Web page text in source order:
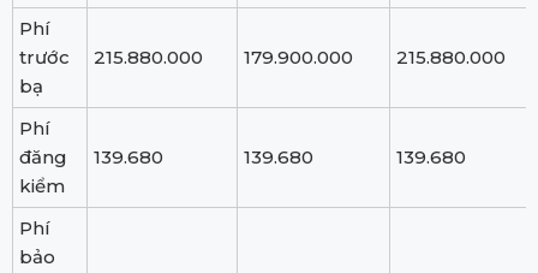
Phí
trước
bạ
215.880.000 179.900.000 215.880.000
Phí
đăng
kiểm
139.680 139.680 139.680
Phí
bảo